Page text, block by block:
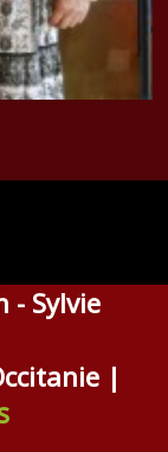
- Sylvie
|